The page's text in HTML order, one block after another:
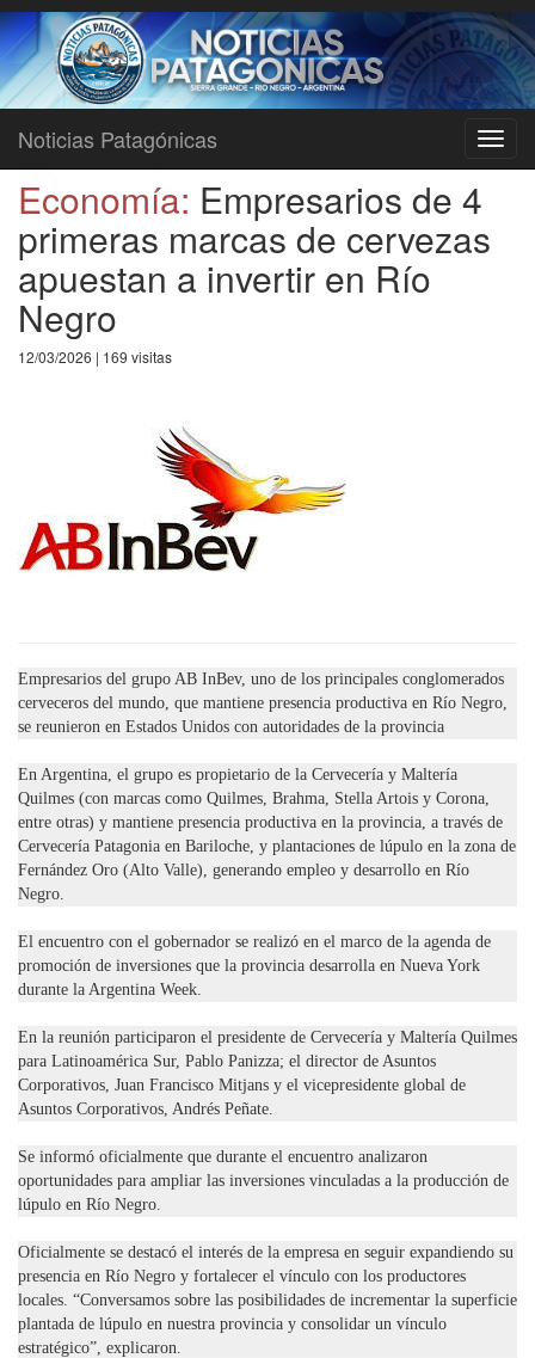
Noticias Patagónicas
Economía: Empresarios de 4
primeras marcas de cervezas
apuestan a invertir en Río
Negro
12/03/2026 | 169 visitas
Empresarios del grupo AB InBev, uno de los principales conglomerados
cerveceros del mundo, que mantiene presencia productiva en Río Negro,
se reunieron en Estados Unidos con autoridades de la provincia
En Argentina, el grupo es propietario de la Cervecería y Maltería
Quilmes (con marcas como Quilmes, Brahma, Stella Artois y Corona,
entre otras) y mantiene presencia productiva en la provincia, a través de
Cervecería Patagonia en Bariloche, y plantaciones de lúpulo en la zona de
Fernández Oro (Alto Valle), generando empleo y desarrollo en Río
Negro.
El encuentro con el gobernador se realizó en el marco de la agenda de
promoción de inversiones que la provincia desarrolla en Nueva York
durante la Argentina Week.
En la reunión participaron el presidente de Cervecería y Maltería Quilmes
para Latinoamérica Sur, Pablo Panizza; el director de Asuntos
Corporativos, Juan Francisco Mitjans y el vicepresidente global de
Asuntos Corporativos, Andrés Peñate.
Se informó oficialmente que durante el encuentro analizaron
oportunidades para ampliar las inversiones vinculadas a la producción de
lúpulo en Río Negro.
Oficialmente se destacó el interés de la empresa en seguir expandiendo su
presencia en Río Negro y fortalecer el vínculo con los productores
locales. “Conversamos sobre las posibilidades de incrementar la superficie
plantada de lúpulo en nuestra provincia y consolidar un vínculo
estratégico”, explicaron.